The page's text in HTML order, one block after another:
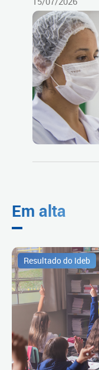
Em alta
Resultado do Ideb